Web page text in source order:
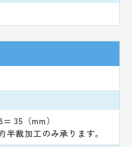
35（mm）
裁加工のみ承ります。